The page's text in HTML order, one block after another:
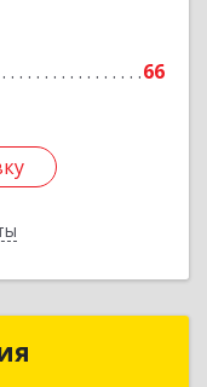
66
Наталия